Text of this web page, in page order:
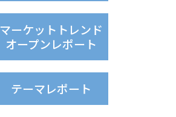
マーケットトレンド
オープンレポート
テーマレポート